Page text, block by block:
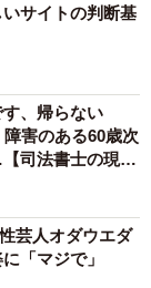
サイトの判断基
す、帰らない
害のある60歳次
司法書士の現場
芸人オダウエダ
「マジで」